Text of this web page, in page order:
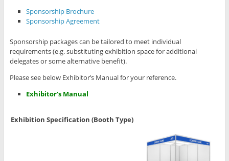
Sponsorship Brochure
Sponsorship Agreement
Sponsorship packages can be tailored to meet individual
requirements (e.g. substituting exhibition space for additional
delegates or some alternative benefit).
Please see below Exhibitor’s Manual for your reference.
Exhibitor’s Manual
Exhibition Specification (Booth Type)